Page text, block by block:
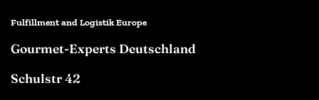
Fulfillment and Logistik Europe
Gourmet-Experts Deutschland
Schulstr 42